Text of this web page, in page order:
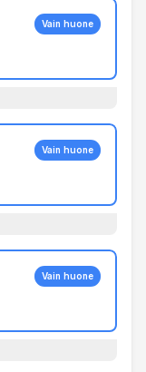
Vain huone
Vain huone
Vain huone